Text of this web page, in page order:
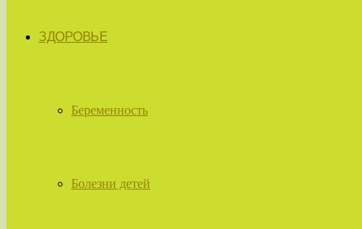
ЗДОРОВЬЕ
Беременность
Болезни детей